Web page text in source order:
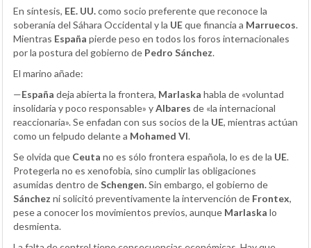
En síntesis, EE. UU.como socio preferente que reconoce la
soberanía del Sáhara Occidental y la UEque financia a Marruecos.
Mientras España pierde peso en todos los foros internacionales
por la postura del gobierno de Pedro Sánchez.
El marino añade:
—España deja abierta la frontera, Marlaska habla de «voluntad
insolidaria y poco responsable» yAlbares de «la internacional
reaccionaria». Se enfadan con sus socios de la UE, mientras actúan
como un felpudo delante a Mohamed VI.
Se olvida que Ceuta no es sólo frontera española, lo es de la UE.
Protegerla no es xenofobia, sino cumplir las obligaciones
asumidas dentro deSchengen.Sin embargo, el gobierno de
Sánchez ni solicitó preventivamente la intervención de Frontex,
pese a conocer los movimientos previos, aunque Marlaska lo
desmienta.